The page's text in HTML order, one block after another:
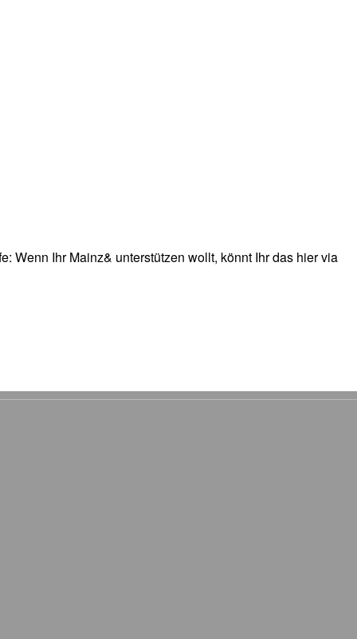
Wenn Ihr Mainz& unterstützen wollt, könnt Ihr das hier via